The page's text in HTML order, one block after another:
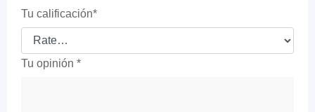
Tu calificación*
Tu opinión *